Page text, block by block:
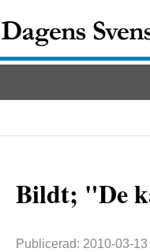
Bildt; "De
Publicerad: 2010-03-13